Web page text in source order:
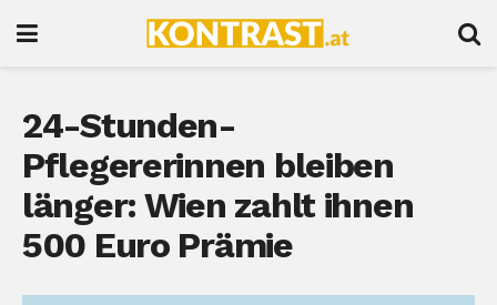
24-Stunden-
Pflegererinnen bleiben
länger: Wien zahlt ihnen
500 Euro Prämie